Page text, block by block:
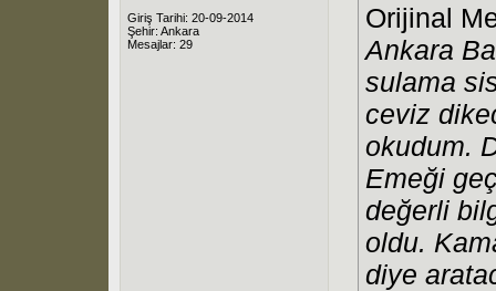
Giriş Tarihi: 20-09-2014
Şehir: Ankara
Mesajlar: 29
Orijinal
Ankara
sulama
ceviz
okudum.
Emeği
değerli
oldu.
diye